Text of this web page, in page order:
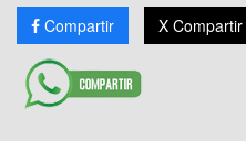
Compartir X Compartir